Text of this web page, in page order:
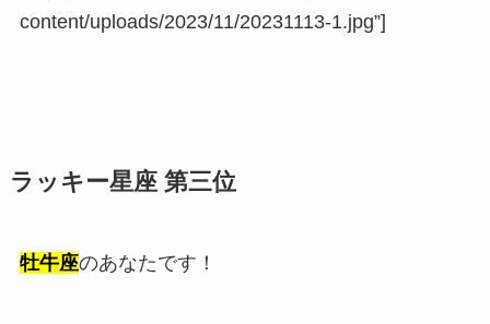
content/uploads/2023/11/20231113-1.jpg”]
ラッキー星座 第三位
牡牛座のあなたです！